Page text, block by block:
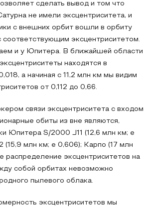
сделать вывод и том что
не имели эксцентриситета, и
с внешних орбит вошли в орбиту
соответствующим эксцентриситетом.
и у Юпитера. В ближайшей области
находятся в
а начиная с 11,2 млн км мы видим
от 0,112 до 0,66.
связи эксцентриситета с входом
обиты из вне являются,
Юпитера S/2000 J11 (12,6 млн км; е
(15,9 млн км; е 0,606); Карпо (17 млн
распределение эксцентриситетов на
собой орбитах невозможно
пылевого облака.
эксцентриситетов мы